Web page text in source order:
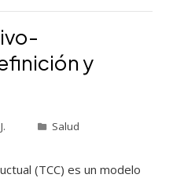
y
Salud
(TCC) es un modelo